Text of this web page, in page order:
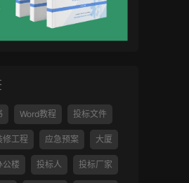
Word教程 投标文件
修工程 应急预案 大厦
公楼 投标人 投标厂家